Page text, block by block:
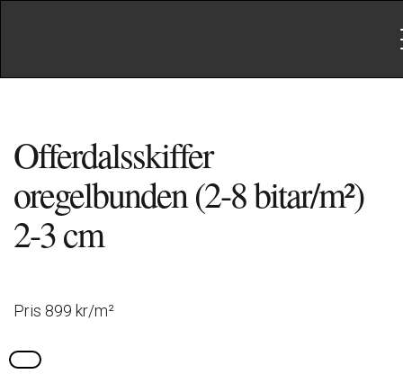
Offerdalsskiffer
oregelbunden (2-8 bitar/m²)
2-3 cm
Pris 899 kr/m²